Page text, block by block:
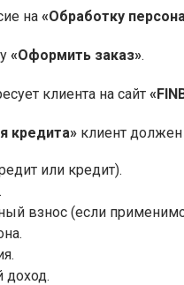
на «Обработку
«Оформить заказ».
клиента на сайт
кредита» клиент
или кредит).
взнос (если
доход.